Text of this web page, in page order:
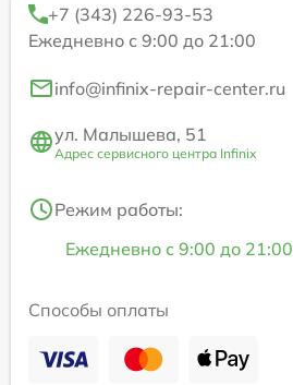
+7 (343) 226-93-53
Ежедневно с 9:00 до 21:00
info@infinix-repair-center.ru
ул. Малышева, 51
Адрес сервисного центра Infinix
Режим работы:
Ежедневно с 9:00 до 21:00
Способы оплаты